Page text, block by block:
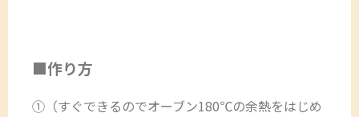
■作り方
①（すぐできるのでオーブン180℃の余熱をはじめ